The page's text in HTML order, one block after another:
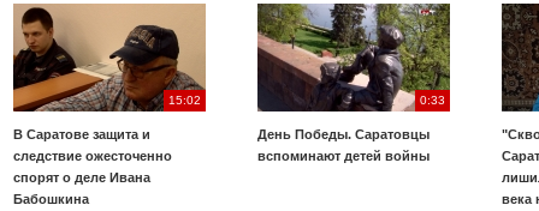
15:02
В Саратове защита и
следствие ожесточенно
спорят о деле Ивана
Бабошкина
0:33
День Победы. Саратовцы
вспоминают детей войны
века